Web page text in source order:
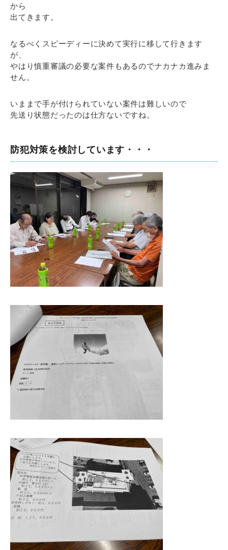
から
出てきます。
なるべくスピーディーに決めて実行に移して行きます
が、
やはり慎重審議の必要な案件もあるのでナカナカ進みま
せん。
いままで手が付けられていない案件は難しいので
先送り状態だったのは仕方ないですね。
防犯対策を検討しています・・・